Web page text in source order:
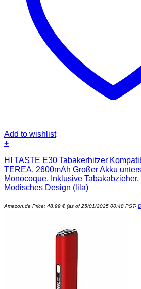
Add to wishlist
+
HI TASTE E30 Tabakerhitzer
TEREA, 2600mAh Großer Akku
Monocoque, Inklusive
Modisches Design (lila)
Amazon.de Price: 48,99 € (as of 25/01/2025 00:48 PST-